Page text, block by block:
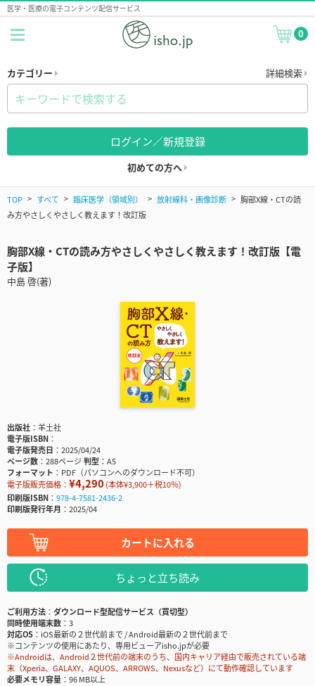
医学・医療の電子コンテンツ配信サービス
0
カテゴリー 詳細検索
ログイン／新規登録
初めての方へ
TOP すべて 臨床医学（領域別） 放射線科・画像診断
胸部X線・CTの読
み方やさしくやさしく教えます！改訂版
胸部X線・CTの読み方やさしくやさしく教えます！改訂版【電
子版】
中島 啓(著)
出版社
羊土社
電子版ISBN
電子版発売日
2025/04/24
ページ数
288ページ判型
A5
フォーマット
PDF（パソコンへのダウンロード不可）
電子版販売価格： ¥4,290(本体¥3,900＋税10％)
印刷版ISBN
978-4-7581-2436-2
印刷版発行年月
2025/04
カートに入れる
ちょっと立ち読み
ご利用方法
ダウンロード型配信サービス（買切型）
同時使用端末数
3
対応OS
iOS最新の２世代前まで / Android最新の２世代前まで
※コンテンツの使用にあたり、専用ビューアisho.jpが必要
※Androidは、Android２世代前の端末のうち、国内キャリア経由で販売されている端
末（Xperia、GALAXY、AQUOS、ARROWS、Nexusなど）にて動作確認しています
必要メモリ容量
96 MB以上